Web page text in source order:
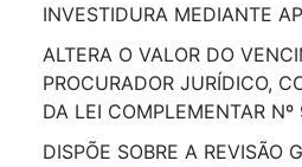
INVESTIDURA MEDIANTE
ALTERA O VALOR DO
PROCURADOR JURÍDICO,
DA LEI COMPLEMENTAR
DISPÕE SOBRE A REVISÃO